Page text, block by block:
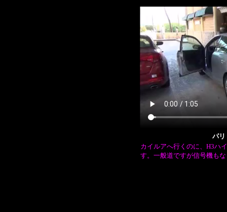
パリ
カイルアへ行くのに、H3ハ
す。一般道ですが信号機も